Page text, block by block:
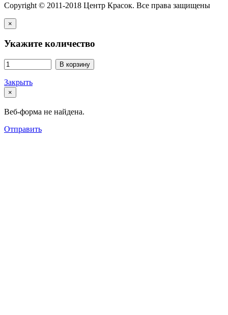
Copyright © 2011-2018 Центр Красок. Все права защищены
×
Укажите количество
В корзину
Закрыть
×
Веб-форма не найдена.
Отправить